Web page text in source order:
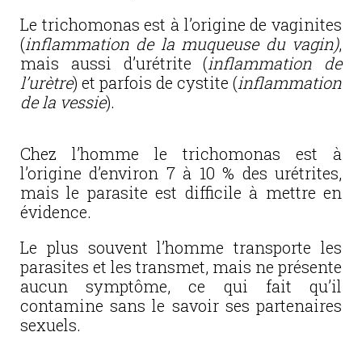
Le trichomonas est à l’origine de vaginites
(inflammation de la muqueuse du vagin),
mais aussi d’urétrite (inflammation de
l’urètre) et parfois de cystite (inflammation
de la vessie).
Chez l’homme le trichomonas est à
l’origine d’environ 7 à 10 % des urétrites,
mais le parasite est difficile à mettre en
évidence.
Le plus souvent l’homme transporte les
parasites et les transmet, mais ne présente
aucun symptôme, ce qui fait qu’il
contamine sans le savoir ses partenaires
sexuels.